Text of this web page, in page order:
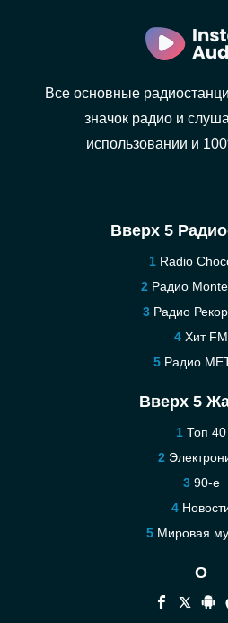
Все основные
значок радио и
использовании и
Вверх 5
Radio
Радио
Радио
Хит FM
Радио
Вверх 5
Топ 40
90-е
Мировая
О